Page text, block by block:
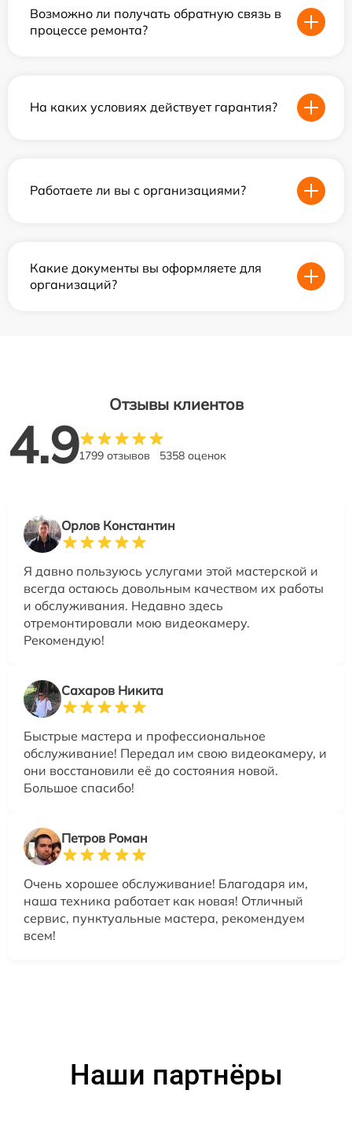
Возможно ли получать обратную связь в
процессе ремонта?
На каких условиях действует гарантия?
Работаете ли вы с организациями?
Какие документы вы оформляете для
организаций?
Отзывы клиентов
4.91799 отзывов 5358 оценок
Орлов Константин
Я давно пользуюсь услугами этой мастерской и
всегда остаюсь довольным качеством их работы
и обслуживания. Недавно здесь
отремонтировали мою видеокамеру.
Рекомендую!
Сахаров Никита
Быстрые мастера и профессиональное
обслуживание! Передал им свою видеокамеру, и
они восстановили её до состояния новой.
Большое спасибо!
Петров Роман
Очень хорошее обслуживание! Благодаря им,
наша техника работает как новая! Отличный
сервис, пунктуальные мастера, рекомендуем
всем!
Наши партнёры